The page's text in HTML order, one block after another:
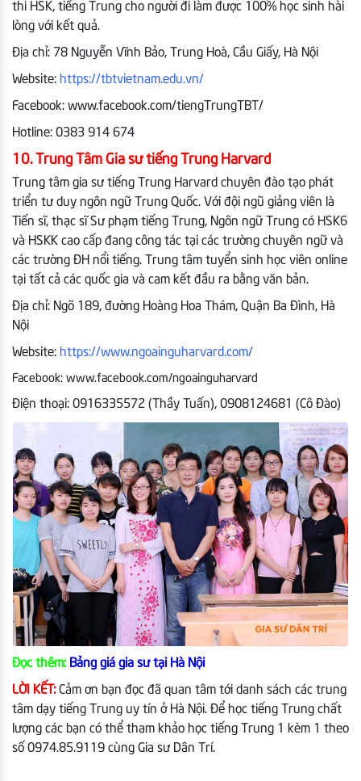
thi HSK, tiếng Trung cho người đi làm được 100% học sinh hài
lòng với kết quả.
Địa chỉ: 78 Nguyễn Vĩnh Bảo, Trung Hoà, Cầu Giấy, Hà Nội
Website: https://tbtvietnam.edu.vn/
Facebook: www.facebook.com/tiengTrungTBT/
Hotline: 0383 914 674
10. Trung Tâm Gia sư tiếng Trung Harvard
Trung tâm gia sư tiếng Trung Harvard chuyên đào tạo phát
triển tư duy ngôn ngữ Trung Quốc. Với đội ngũ giảng viên là
Tiến sĩ, thạc sĩ Sư phạm tiếng Trung, Ngôn ngữ Trung có HSK6
và HSKK cao cấp đang công tác tại các trường chuyên ngữ và
các trường ĐH nổi tiếng. Trung tâm tuyển sinh học viên online
tại tất cả các quốc gia và cam kết đầu ra bằng văn bản.
Địa chỉ: Ngõ 189, đường Hoàng Hoa Thám, Quận Ba Đình, Hà
Nội
Website: https://www.ngoainguharvard.com/
Facebook: www.facebook.com/ngoainguharvard
Điện thoại: 0916335572 (Thầy Tuấn), 0908124681 (Cô Đào)
Đọc thêm: Bảng giá gia sư tại Hà Nội
LỜI KẾT: Cảm ơn bạn đọc đã quan tâm tới danh sách các trung
tâm dạy tiếng Trung uy tín ở Hà Nội. Để học tiếng Trung chất
lượng các bạn có thể tham khảo học tiếng Trung 1 kèm 1 theo
số 0974.85.9119 cùng Gia sư Dân Trí.